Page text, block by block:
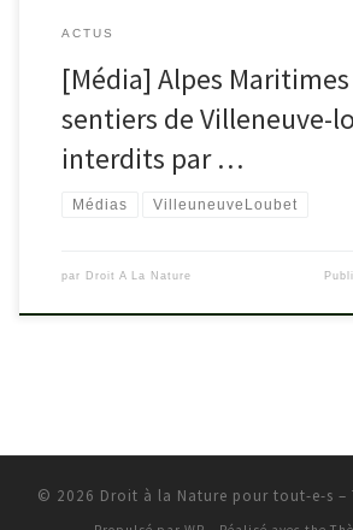
ACTUS
[Média] Alpes Maritimes
sentiers de Villeneuve-
interdits par …
Médias VilleuneuveLoubet
par Droit A La Nature
© 2026 Droit à la Nature pour tout-e-s –